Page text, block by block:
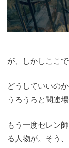
が、しかしここ
どうしていいの
うろうろと関連
もう一度セレン
る人物が。そう